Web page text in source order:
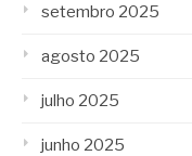
setembro 2025
agosto 2025
julho 2025
junho 2025